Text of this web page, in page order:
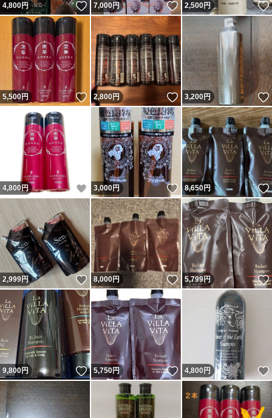
4,800円 いいね！
7,000円 いいね！
2,500円
5,500円 いいね！
2,800円 いいね！
3,200円
4,800円 いいね！
3,000円 いいね！
8,650円
2,999円 いいね！
8,000円 いいね！
5,799円
9,800円 いいね！
5,750円 いいね！
4,800円